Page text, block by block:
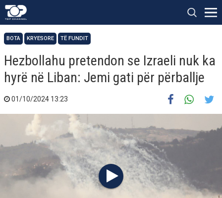
BOTA KRYESORE TË FUNDIT
Hezbollahu pretendon se Izraeli nuk ka
hyrë në Liban: Jemi gati për përballje
01/10/2024 13:23